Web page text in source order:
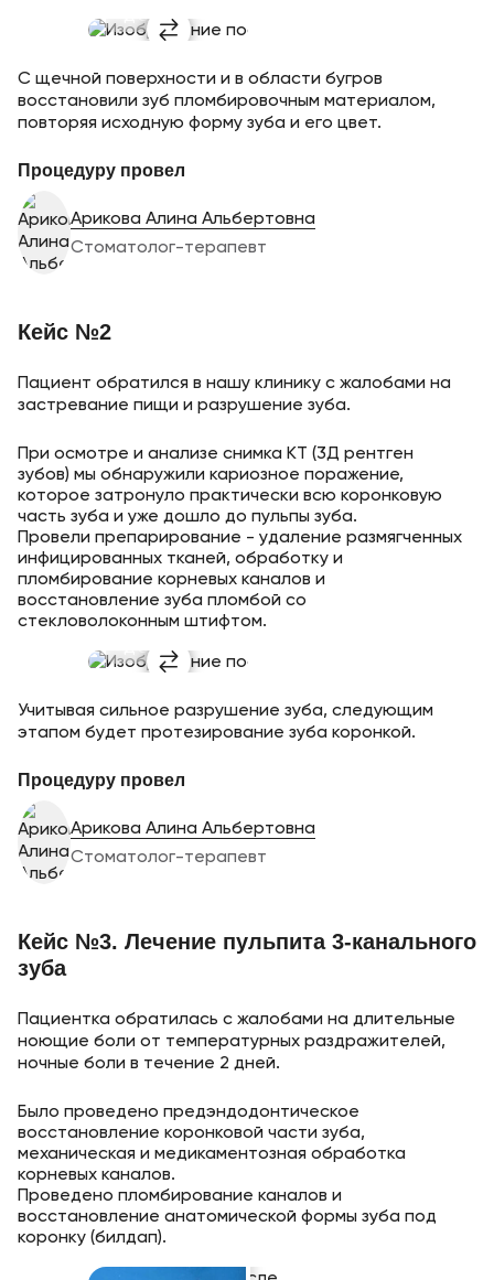
С щечной поверхности и в области бугров
восстановили зуб пломбировочным материалом,
повторяя исходную форму зуба и его цвет.
Процедуру провел
Арикова Алина Альбертовна
Стоматолог-терапевт
Кейс №2
Пациент обратился в нашу клинику с жалобами на
застревание пищи и разрушение зуба.
При осмотре и анализе снимка КТ (3Д рентген
зубов) мы обнаружили кариозное поражение,
которое затронуло практически всю коронковую
часть зуба и уже дошло до пульпы зуба.
Провели препарирование - удаление размягченных
инфицированных тканей, обработку и
пломбирование корневых каналов и
восстановление зуба пломбой со
стекловолоконным штифтом.
Учитывая сильное разрушение зуба, следующим
этапом будет протезирование зуба коронкой.
Процедуру провел
Арикова Алина Альбертовна
Стоматолог-терапевт
Кейс №3. Лечение пульпита 3-канального
зуба
Пациентка обратилась с жалобами на длительные
ноющие боли от температурных раздражителей,
ночные боли в течение 2 дней.
Было проведено предэндодонтическое
восстановление коронковой части зуба,
механическая и медикаментозная обработка
корневых каналов.
Проведено пломбирование каналов и
восстановление анатомической формы зуба под
коронку (билдап).